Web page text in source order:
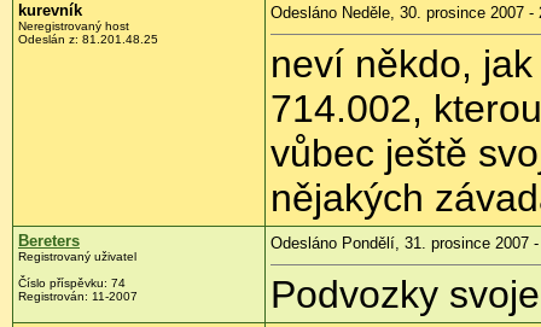
kurevník
Neregistrovaný host
Odeslán z: 81.201.48.25
Odesláno Neděle, 30. prosince 2007 -
neví někdo,
714.002,
vůbec ještě
nějakých
Bereters
Registrovaný uživatel
Číslo příspěvku: 74
Registrován: 11-2007
Odesláno Pondělí, 31. prosince 2007
Podvozky